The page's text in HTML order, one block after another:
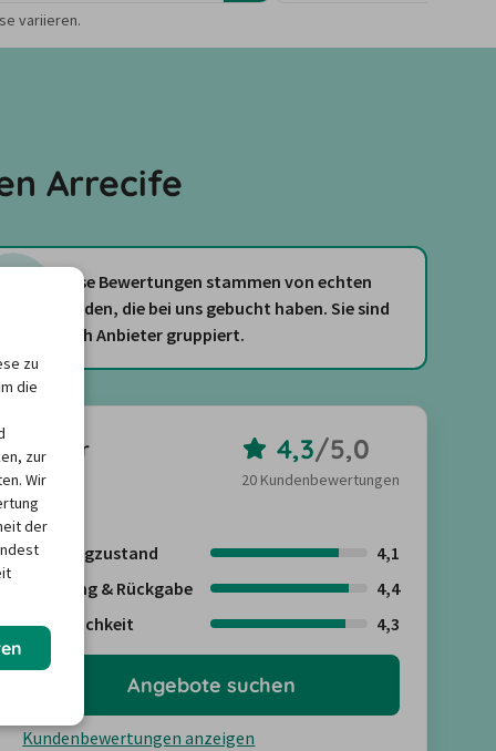
variieren.
Arrecife
Diese Bewertungen stammen von echten
Kunden, die bei uns gebucht haben. Sie sind
nach Anbieter gruppiert.
TopCar 4,3/5,0
20 Kundenbewertungen
Fahrzeugzustand
4,1
Abholung & Rückgabe
4,4
Freundlichkeit
4,3
Kundenbewertungen anzeigen
Angebote suchen
zu
die
zur
Wir
der